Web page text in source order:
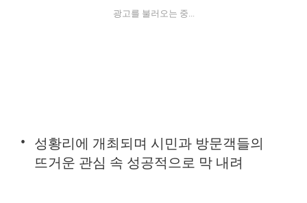
광고를 불러오는 중...
성황리에 개최되며 시민과 방문객들의
뜨거운 관심 속 성공적으로 막 내려